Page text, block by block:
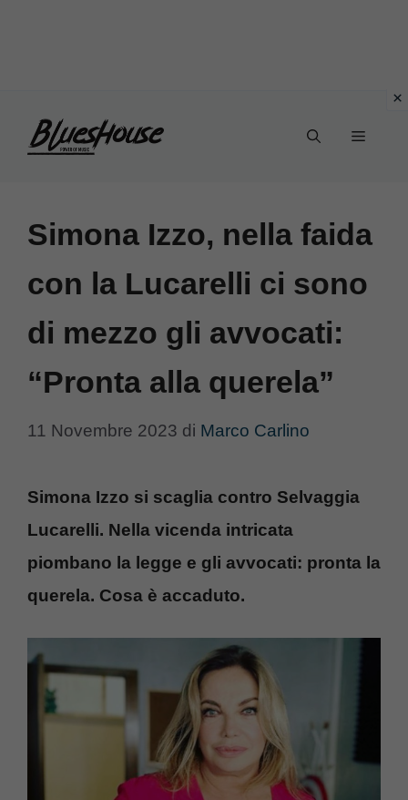
Menu
Simona Izzo, nella faida
con la Lucarelli ci sono
di mezzo gli avvocati:
“Pronta alla querela”
11 Novembre 2023 di Marco Carlino
Simona Izzo si scaglia contro Selvaggia
Lucarelli. Nella vicenda intricata
piombano la legge e gli avvocati: pronta la
querela. Cosa è accaduto.